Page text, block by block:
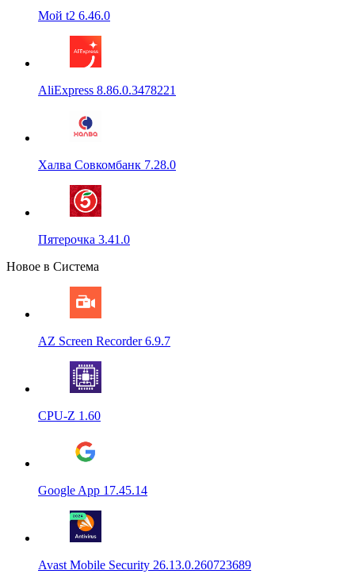
Мой t2 6.46.0
AliExpress 8.86.0.3478221
Халва Совкомбанк 7.28.0
Пятерочка 3.41.0
Новое в Система
AZ Screen Recorder 6.9.7
CPU-Z 1.60
Google App 17.45.14
Avast Mobile Security 26.13.0.260723689